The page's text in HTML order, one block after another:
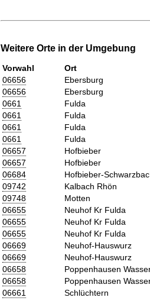
Weitere Orte in der Umgebung
Vorwahl
Ort
06656
Ebersburg
06656
Ebersburg
0661
Fulda
0661
Fulda
0661
Fulda
0661
Fulda
06657
Hofbieber
06657
Hofbieber
06684
Hofbieber-
09742
Kalbach Rhön
09748
Motten
06655
Neuhof Kr Fulda
06655
Neuhof Kr Fulda
06655
Neuhof Kr Fulda
06669
Neuhof-Hauswurz
06669
Neuhof-Hauswurz
06658
Poppenhausen
06658
Poppenhausen
06661
Schlüchtern